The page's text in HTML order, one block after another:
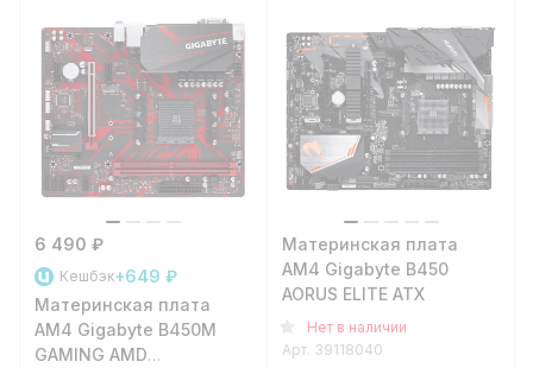
6 490 ₽
Кешбэк+649 ₽
Материнская плата
AM4 Gigabyte B450M
GAMING AMD
Материнская плата
AM4 Gigabyte B450
AORUS ELITE ATX
Нет в наличии
Арт. 39118040